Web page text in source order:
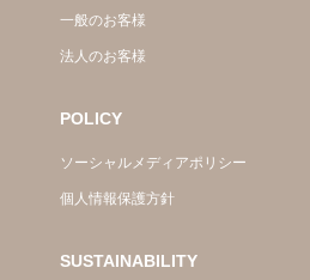
一般のお客様
法人のお客様
POLICY
ソーシャルメディアポリシー
個人情報保護方針
SUSTAINABILITY